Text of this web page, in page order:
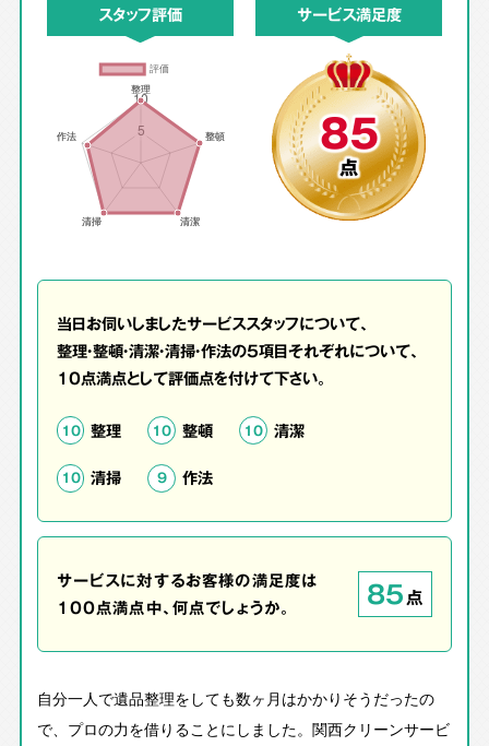
スタッフ評価 サービス満足度
85
点
当日お伺いしましたサービススタッフについて、
整理・整頓・清潔・清掃・作法の5項目それぞれについて、
10点満点として評価点を付けて下さい。
10 整理 10 整頓 10 清潔
10 清掃 9 作法
サービスに対するお客様の満足度は
100点満点中、何点でしょうか。
85点
自分一人で遺品整理をしても数ヶ月はかかりそうだったの
で、プロの力を借りることにしました。関西クリーンサービ